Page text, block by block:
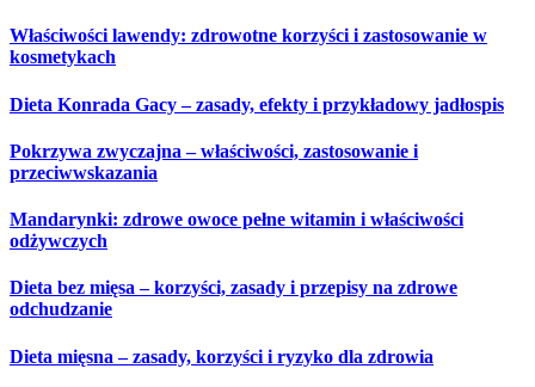
Przeskocz
do
Właściwości lawendy: zdrowotne korzyści i zastosowanie w
kosmetykach
Dieta Konrada Gacy – zasady, efekty i przykładowy jadłospis
Pokrzywa zwyczajna – właściwości, zastosowanie i
przeciwwskazania
Mandarynki: zdrowe owoce pełne witamin i właściwości
odżywczych
Dieta bez mięsa – korzyści, zasady i przepisy na zdrowe
odchudzanie
Dieta mięsna – zasady, korzyści i ryzyko dla zdrowia